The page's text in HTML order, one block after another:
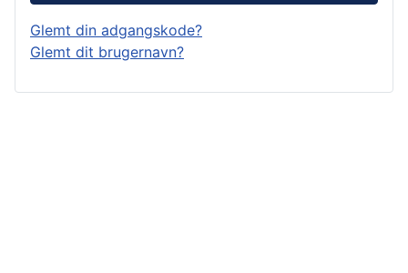
Glemt din adgangskode?
Glemt dit brugernavn?